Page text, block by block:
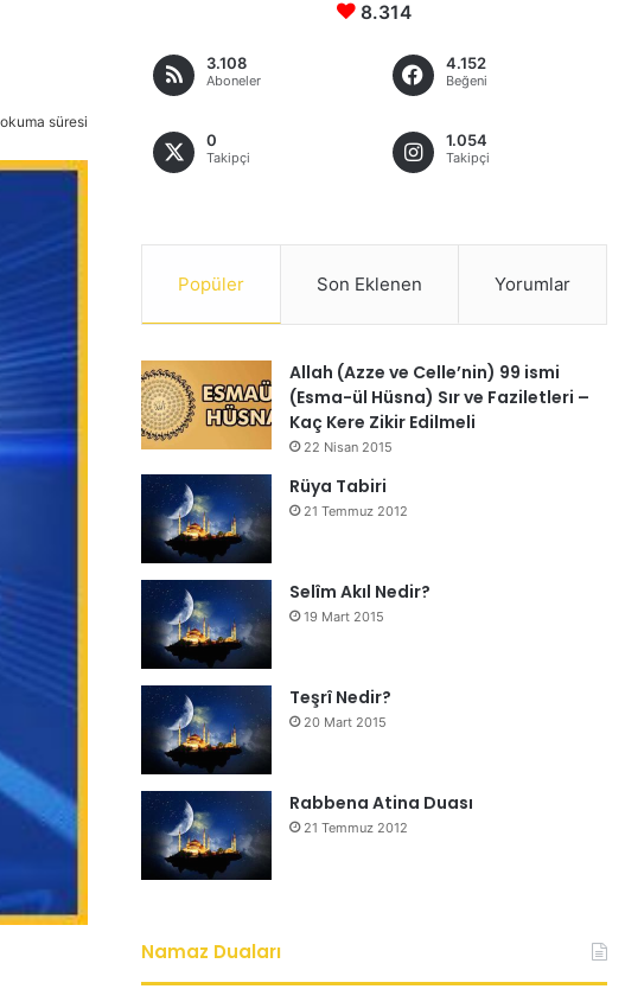
süresi
8.314
3.108
Aboneler
4.152
Beğeni
0
Takipçi
1.054
Takipçi
Popüler Son Eklenen Yorumlar
Allah (Azze ve Celle’nin) 99 ismi
(Esma-ül Hüsna) Sır ve Faziletleri –
Kaç Kere Zikir Edilmeli
22 Nisan 2015
Rüya Tabiri
21 Temmuz 2012
Selîm Akıl Nedir?
19 Mart 2015
Teşrî Nedir?
20 Mart 2015
Rabbena Atina Duası
21 Temmuz 2012
Namaz Duaları